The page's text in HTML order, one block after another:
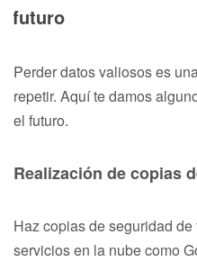
futuro
Perder datos valiosos es
repetir. Aquí te damos
el futuro.
Realización de copias
Haz copias de seguridad
servicios en la nube como